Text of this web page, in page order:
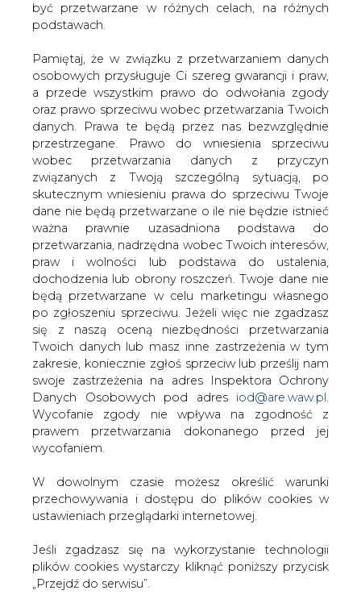
być przetwarzane w różnych celach, na różnych
podstawach.
Pamiętaj, że w związku z przetwarzaniem danych
osobowych przysługuje Ci szereg gwarancji i praw,
a przede wszystkim prawo do odwołania zgody
oraz prawo sprzeciwu wobec przetwarzania Twoich
danych. Prawa te będą przez nas bezwzględnie
przestrzegane. Prawo do wniesienia sprzeciwu
wobec przetwarzania danych z przyczyn
związanych z Twoją szczególną sytuacją, po
skutecznym wniesieniu prawa do sprzeciwu Twoje
dane nie będą przetwarzane o ile nie będzie istnieć
ważna prawnie uzasadniona podstawa do
przetwarzania, nadrzędna wobec Twoich interesów,
praw i wolności lub podstawa do ustalenia,
dochodzenia lub obrony roszczeń. Twoje dane nie
będą przetwarzane w celu marketingu własnego
po zgłoszeniu sprzeciwu. Jeżeli więc nie zgadzasz
się z naszą oceną niezbędności przetwarzania
Twoich danych lub masz inne zastrzeżenia w tym
zakresie, koniecznie zgłoś sprzeciw lub prześlij nam
swoje zastrzeżenia na adres Inspektora Ochrony
Danych Osobowych pod adres iod@are.waw.pl.
Wycofanie zgody nie wpływa na zgodność z
prawem przetwarzania dokonanego przed jej
wycofaniem.
W dowolnym czasie możesz określić warunki
przechowywania i dostępu do plików cookies w
ustawieniach przeglądarki internetowej.
Jeśli zgadzasz się na wykorzystanie technologii
plików cookies wystarczy kliknąć poniższy przycisk
„Przejdź do serwisu”.
Nowy fundusz inwestycyjny ma 100
mln euro na innowacyjne
technologie z obszaru czystej
energii
Komisja Europejska, Europejski Bank
Inwestycyjny i Breakthrough Energy
Ventures ustanowiły nowy fundusz
inwestycyjny o wartości 100 mln euro na
wsparcie inwestycji w czystą energię.
Breakthrough Energy Ventures Europe (BEV-E) - nowy
fundusz inwestycyjny z kapitałem 100 mln euro został
ustanowiony przez Komisję Europejską, Europejski Bank
Inwestycyjny i Breakthrough Energy Ventures podczas
czwartego spotkania ministerialnego w sprawie innowacji
w Vancouver w Kanadzie.
Fundusz ma wspomagać rozwój innowacyjnych,
europejskich firm we wprowadzaniu na rynek całkowicie
nowych technologii z obszaru czystej energii, które
mogą przynieść znaczne i trwałe zmniejszenie emisji